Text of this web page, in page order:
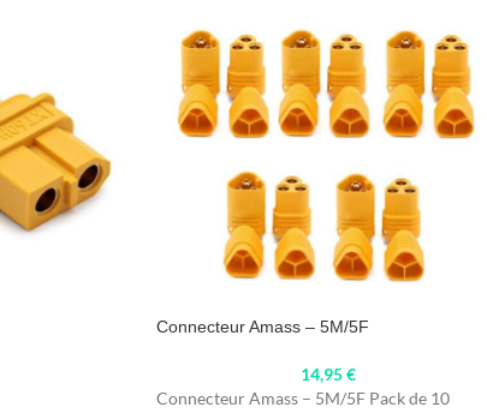
Connecteur Amass – 5M/5F
14,95€
Connecteur Amass – 5M/5F Pack de 10